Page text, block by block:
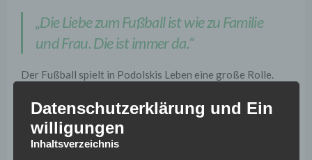
„Die Liebe zum Fußball ist wie zu Familie
und Frau. Die ist immer da.“
Der Fußball spielt in Podolskis Leben eine große Rolle.
Fußball-Romantiker. Wenig verwunderlich also, dass er
vor anderthalb Wochen das Ende seiner aktiven Karriere
auf frühestens 2026 verschoben hat.
Datenschutzerklärung und Ein
willigungen
Inhaltsverzeichnis